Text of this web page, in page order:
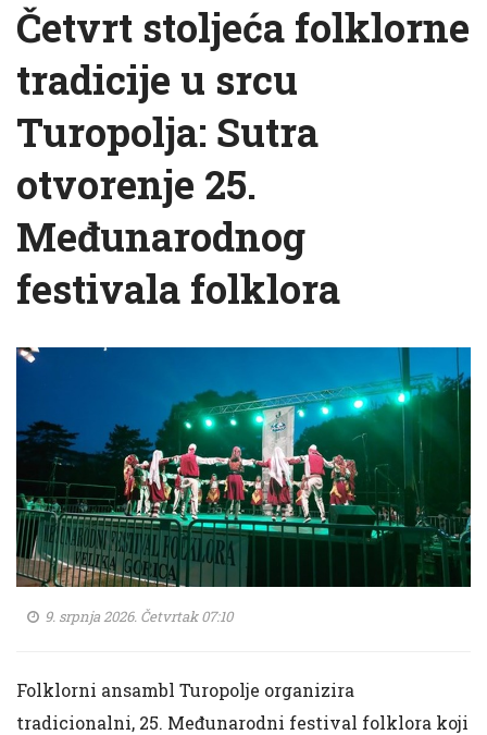
Četvrt stoljeća folklorne
tradicije u srcu
Turopolja: Sutra
otvorenje 25.
Međunarodnog
festivala folklora
9. srpnja 2026. Četvrtak 07:10
Folklorni ansambl Turopolje organizira
tradicionalni, 25. Međunarodni festival folklora koji